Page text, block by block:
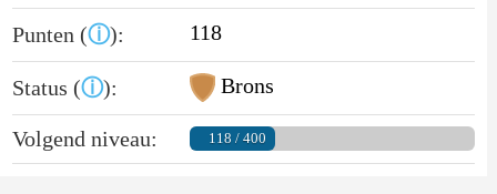
Punten (ⓘ): 118
Status (ⓘ): Brons
Volgend niveau: 118 / 400